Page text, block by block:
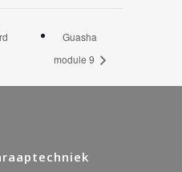
Guasha
module 9